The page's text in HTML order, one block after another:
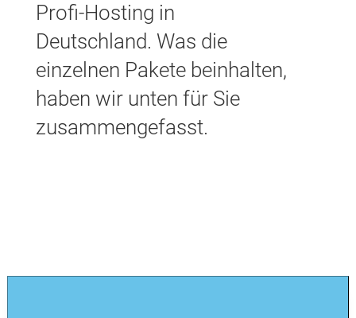
Profi-Hosting in
Deutschland. Was die
einzelnen Pakete beinhalten,
haben wir unten für Sie
zusammengefasst.